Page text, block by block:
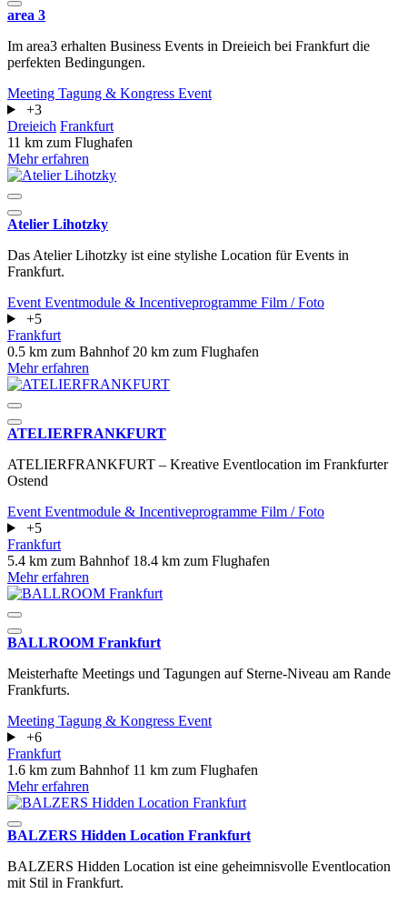
area 3
Im area3 erhalten Business Events in Dreieich bei Frankfurt die
perfekten Bedingungen.
Meeting Tagung & Kongress Event
+3
Dreieich Frankfurt
11 km zum Flughafen
Mehr erfahren
Atelier Lihotzky
Das Atelier Lihotzky ist eine stylishe Location für Events in
Frankfurt.
Event Eventmodule & Incentiveprogramme Film / Foto
+5
Frankfurt
0.5 km zum Bahnhof 20 km zum Flughafen
Mehr erfahren
ATELIERFRANKFURT
ATELIERFRANKFURT – Kreative Eventlocation im Frankfurter
Ostend
Event Eventmodule & Incentiveprogramme Film / Foto
+5
Frankfurt
5.4 km zum Bahnhof 18.4 km zum Flughafen
Mehr erfahren
BALLROOM Frankfurt
Meisterhafte Meetings und Tagungen auf Sterne-Niveau am Rande
Frankfurts.
Meeting Tagung & Kongress Event
+6
Frankfurt
1.6 km zum Bahnhof 11 km zum Flughafen
Mehr erfahren
BALZERS Hidden Location Frankfurt
BALZERS Hidden Location ist eine geheimnisvolle Eventlocation
mit Stil in Frankfurt.